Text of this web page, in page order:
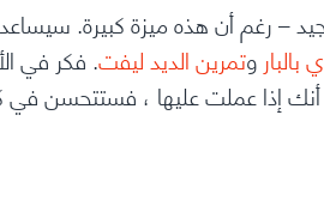
– رغم أن هذه ميزة كبيرة.
بالبار وتمرين الديد ليفت. فكر في
إذا عملت عليها ، فستتحسن في